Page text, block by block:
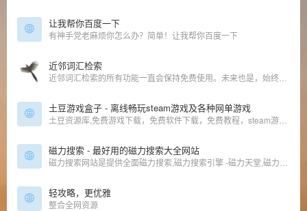
让我帮你百度一下
有神手党老麻烦你怎么办？简单！让我帮你百度一下
近邻词汇检索
土豆游戏盒子 - 离线畅玩steam游戏及各种网单游戏
磁力搜索 - 最好用的磁力搜索大全网站
轻攻略，更优雅
整合全网资源